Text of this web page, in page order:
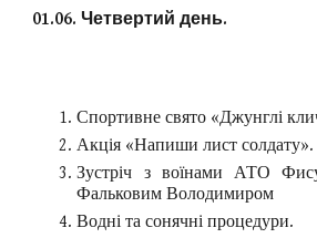
01.06. Четвертий день.
Спортивне свято «Джунглі
Акція «Напиши лист солдату».
Зустріч з воїнами АТО
Фальковим Володимиром
Водні та сонячні процедури.